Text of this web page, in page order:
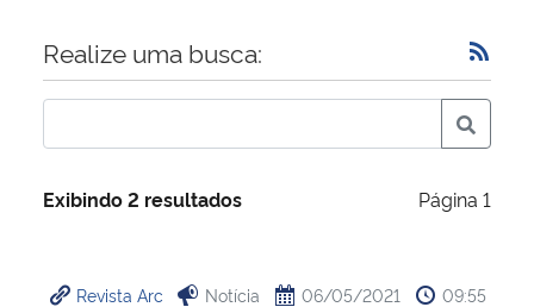
Ministério da Economia
Ministério da Infraestrutura
Ministério da Cidadania
Início do conteúdo
Realize uma busca:
Exibindo 2 resultados Página 1
Revista Arc Notícia 06/05/2021 09:55